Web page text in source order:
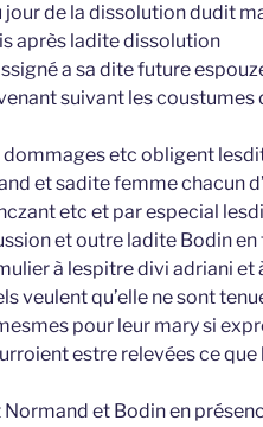
de la dissolution dudit
après ladite dissolution
a sa dite future
suivant les
etc obligent
et sadite femme chacun
etc et par especial
et outre ladite Bodin
à lespitre divi adriani
veulent qu’elle ne sont
pour leur mary si
estre relevées ce
et Bodin en